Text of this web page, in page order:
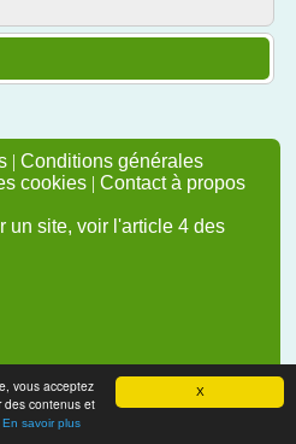
X
vous acceptez
des contenus et
En savoir plus
| Conditions générales
cookies | Contact à propos
un site, voir l'article 4 des